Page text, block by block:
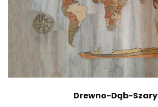
Drewno-Dąb-Szary